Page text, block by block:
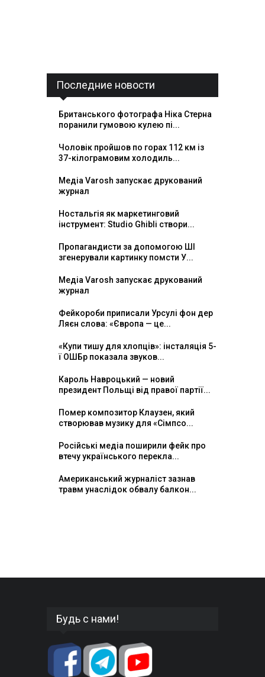
Последние новости
Британського фотографа Ніка Стерна
поранили гумовою кулею пі...
Чоловік пройшов по горах 112 км із
37-кілограмовим холодиль...
Медіа Varosh запускає друкований
журнал
Ностальгія як маркетинговий
інструмент: Studio Ghibli створи...
Пропагандисти за допомогою ШІ
згенерували картинку помсти У...
Медіа Varosh запускає друкований
журнал
Фейкороби приписали Урсулі фон дер
Ляєн слова: «Європа — це...
«Купи тишу для хлопців»: інсталяція 5-
ї ОШБр показала звуков...
Кароль Навроцький — новий
президент Польщі від правої партії...
Помер композитор Клаузен, який
створював музику для «Сімпсо...
Російські медіа поширили фейк про
втечу українського перекла...
Американський журналіст зазнав
травм унаслідок обвалу балкон...
Будь с нами!